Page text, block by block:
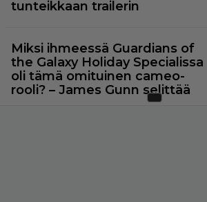
tunteikkaan trailerin
Miksi ihmeessä Guardians of
the Galaxy Holiday Specialissa
oli tämä omituinen cameo-
rooli? – James Gunn selittää